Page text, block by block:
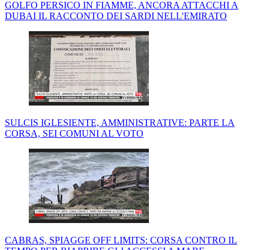
GOLFO PERSICO IN FIAMME, ANCORA ATTACCHI A
DUBAI IL RACCONTO DEI SARDI NELL'EMIRATO
SULCIS IGLESIENTE, AMMINISTRATIVE: PARTE LA
CORSA, SEI COMUNI AL VOTO
CABRAS, SPIAGGE OFF LIMITS: CORSA CONTRO IL